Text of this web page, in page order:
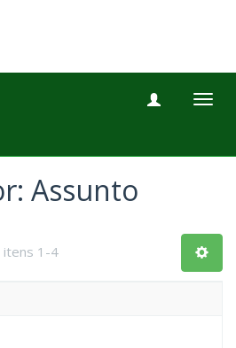
Assunto
itens 1-4